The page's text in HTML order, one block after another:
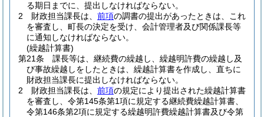
る期日までに、提出しなければならない。
2
財政担当課長は、 前項の調書の提出があったときは、これ
を審査し、町長の決定を受け、会計管理者及び関係課長等
に通知しなければならない。
(繰越計算書)
第21条
課長等は、継続費の繰越し、繰越明許費の繰越し及
び事故繰越しをしたときは、繰越計算書を作成し、直ちに
財政担当課長に提出しなければならない。
2
財政担当課長は、 前項の規定により提出された繰越計算書
を審査し、令第145条第1項に規定する継続費繰越計算書、
令第146条第2項に規定する繰越明許費繰越計算書及び令第